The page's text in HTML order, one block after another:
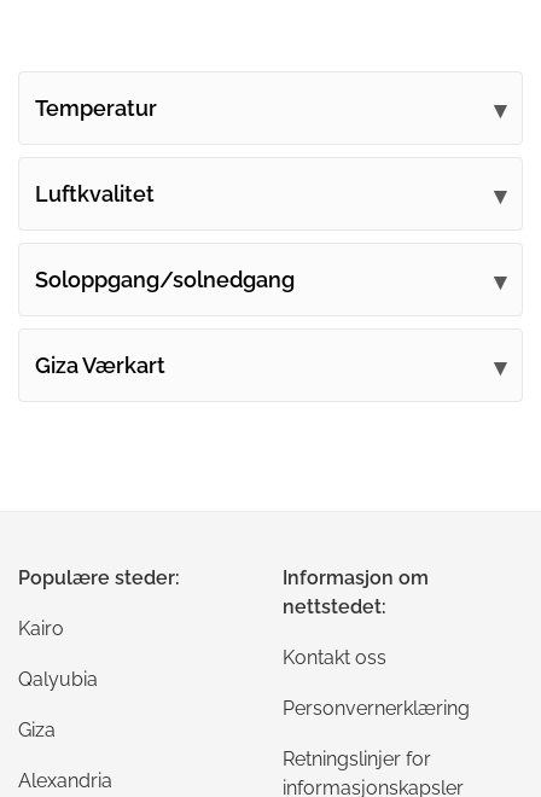
Temperatur
Luftkvalitet
Soloppgang/solnedgang
Giza Værkart
Populære steder:
Kairo
Qalyubia
Giza
Alexandria
Informasjon om
nettstedet:
Kontakt oss
Personvernerklæring
Retningslinjer for
informasjonskapsler